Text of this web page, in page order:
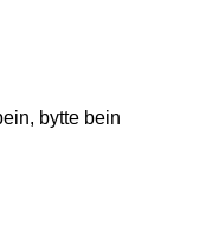
bytte bein